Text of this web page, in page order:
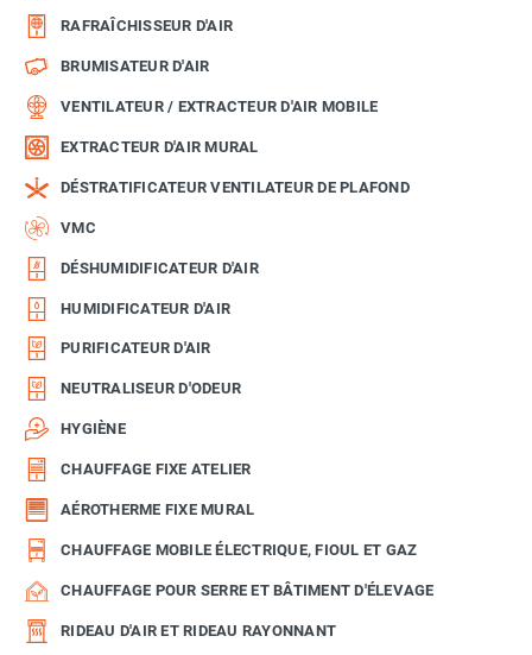
RAFRAÎCHISSEUR D'AIR
BRUMISATEUR D'AIR
VENTILATEUR / EXTRACTEUR D'AIR MOBILE
EXTRACTEUR D'AIR MURAL
DÉSTRATIFICATEUR VENTILATEUR DE PLAFOND
VMC
DÉSHUMIDIFICATEUR D'AIR
HUMIDIFICATEUR D'AIR
PURIFICATEUR D'AIR
NEUTRALISEUR D'ODEUR
HYGIÈNE
CHAUFFAGE FIXE ATELIER
AÉROTHERME FIXE MURAL
CHAUFFAGE MOBILE ÉLECTRIQUE, FIOUL ET GAZ
CHAUFFAGE POUR SERRE ET BÂTIMENT D'ÉLEVAGE
RIDEAU D'AIR ET RIDEAU RAYONNANT